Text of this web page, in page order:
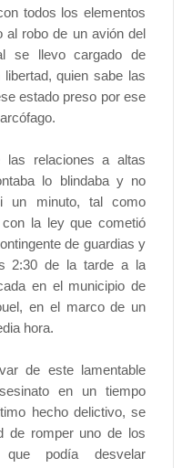
todos los elementos
al robo de un avión del
se llevo cargado de
quien sabe las
estado preso por ese
las relaciones a altas
lo blindaba y no
un minuto, tal como
la ley que cometió
de guardias y
2:30 de la tarde a la
en el municipio de
en el marco de un
hora.
de este lamentable
en un tiempo
hecho delictivo, se
de romper uno de los
podía desvelar